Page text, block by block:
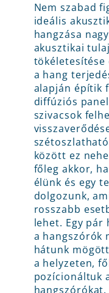
Nem szabad
ideális
hangzása
akusztikai
tökéletesítése
a hang
alapján építik
diffúziós
szivacsok
között ez
főleg akkor,
élünk és egy
dolgozunk,
rosszabb
lehet. Egy pár
a hangszórók
hátunk
a helyzeten,
pozícionáltuk
hangszórókat.